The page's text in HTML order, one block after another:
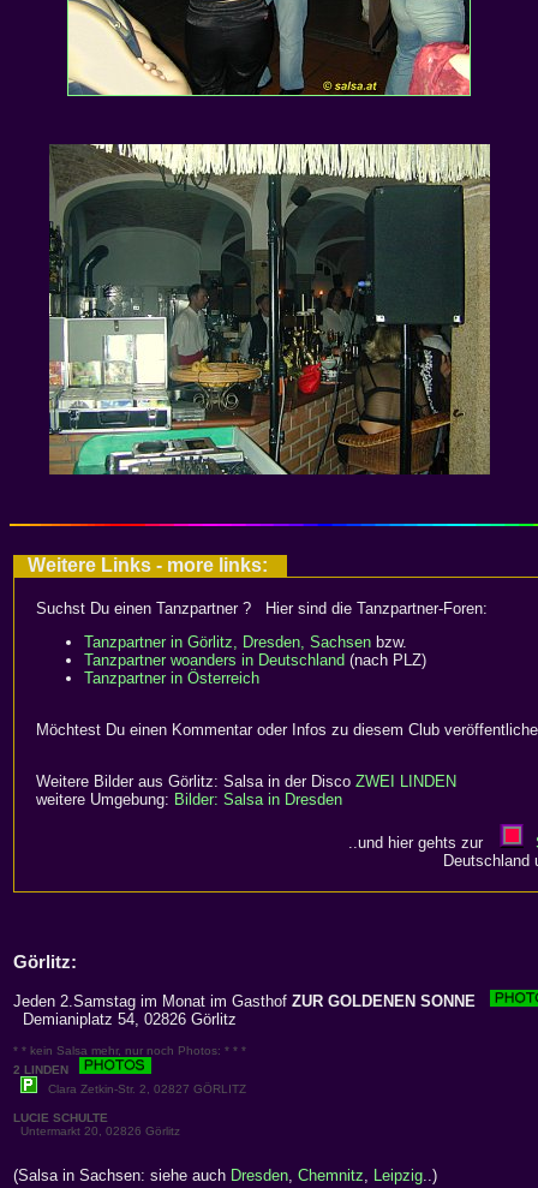
Weitere Links - more links:
Suchst Du einen Tanzpartner ? Hier sind die Tanzpartner-Foren:
Tanzpartner in Görlitz, Dresden, Sachsen bzw.
Tanzpartner woanders in Deutschland (nach PLZ)
Tanzpartner in Österreich
Möchtest Du einen Kommentar oder Infos zu diesem Club
Weitere Bilder aus Görlitz: Salsa in der Disco ZWEI LINDEN
weitere Umgebung: Bilder: Salsa in Dresden
..und hier gehts zur
Görlitz:
Jeden 2.Samstag im Monat im Gasthof ZUR GOLDENEN SONNE
Demianiplatz 54, 02826 Görlitz
* * kein Salsa mehr, nur noch Photos: * * *
2 LINDEN
Clara Zetkin-Str. 2, 02827 GÖRLITZ
LUCIE SCHULTE
Untermarkt 20, 02826 Görlitz
(Salsa in Sachsen: siehe auch Dresden, Chemnitz, Leipzig..)